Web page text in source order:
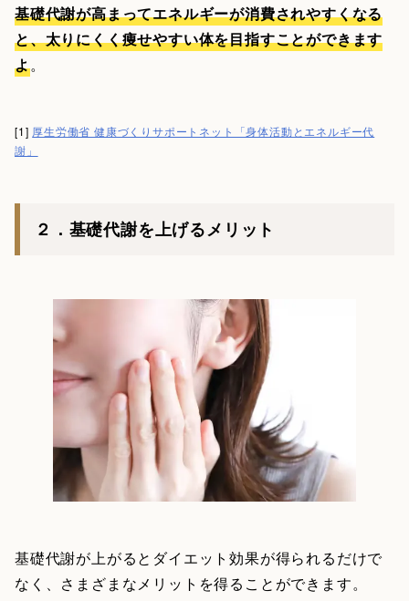
基礎代謝が高まってエネルギーが消費されやすくなる
と、太りにくく痩せやすい体を目指すことができます
よ。
[1] 厚生労働省 健康づくりサポートネット「身体活動とエネルギー代
謝」
２．基礎代謝を上げるメリット
基礎代謝が上がるとダイエット効果が得られるだけで
なく、さまざまなメリットを得ることができます。